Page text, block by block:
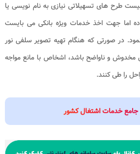
طرح های تسهیلاتی نیازی به نام نویسی یا
اما جهت اخذ خدمات ویژه بانکی می بایست
در صورتی که هنگام تهیه تصویر سلفی نور
و ناواضح باشد، اشخاص با مانع مواجه
را طی کنند.
جامع خدمات اشتغال کشور